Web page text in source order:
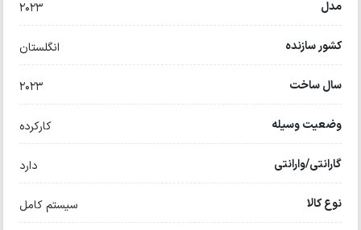
مدل 2023
کشور سازنده انگلستان
سال ساخت 2023
وضعیت وسیله کارکرده
گارانتی/وارانتی دارد
نوع کالا سیستم کامل